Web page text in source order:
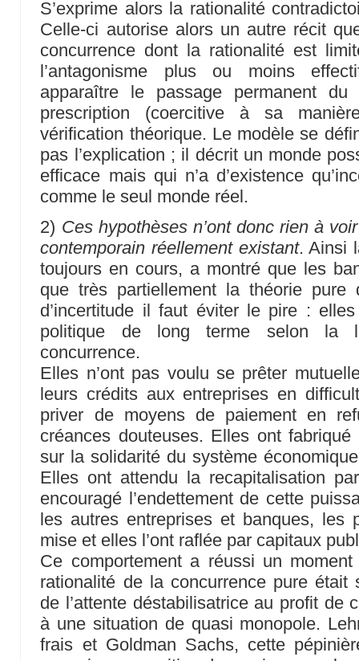
S’exprime alors la rationalité
Celle-ci autorise alors un autre récit
concurrence dont la rationalité est
l’antagonisme plus ou moins
apparaître le passage permanent
prescription (coercitive à sa
vérification théorique. Le modèle se
pas l’explication ; il décrit un monde
efficace mais qui n’a d’existence
comme le seul monde réel.
2) Ces hypothèses n’ont donc rien à
contemporain réellement existant. Ainsi
toujours en cours, a montré que les
que très partiellement la théorie pure
d’incertitude il faut éviter le pire :
politique de long terme selon la
concurrence.
Elles n’ont pas voulu se prêter
leurs crédits aux entreprises en
priver de moyens de paiement en
créances douteuses. Elles ont fabriqué
sur la solidarité du système
Elles ont attendu la recapitalisation
encouragé l’endettement de cette
les autres entreprises et banques, les
mise et elles l’ont raflée par capitaux
Ce comportement a réussi un
rationalité de la concurrence pure était
de l’attente déstabilisatrice au profit de
à une situation de quasi monopole.
frais et Goldman Sachs, cette